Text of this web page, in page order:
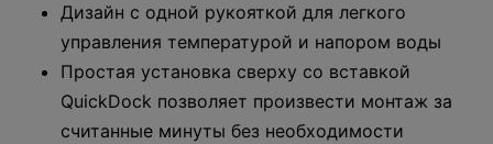
Дизайн с одной рукояткой для легкого
управления температурой и напором воды
Простая установка сверху со вставкой
QuickDock позволяет произвести монтаж за
считанные минуты без необходимости